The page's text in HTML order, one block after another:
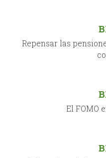
Repensar las
El FOMO